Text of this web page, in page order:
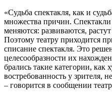
«Судьба спектакля, как и
множества причин.
меняются: развиваются,
Поэтому театру приходится
списание спектакля. Это
целесообразности их
брались такие категории, как
востребованность у зрителя,
– говорится в сообщении